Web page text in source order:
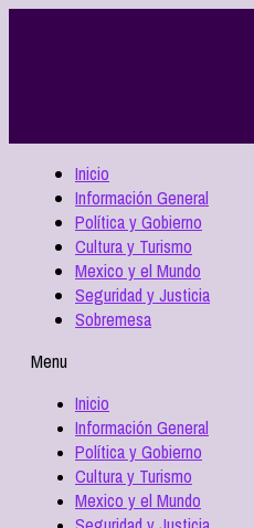
Inicio
Información General
Política y Gobierno
Cultura y Turismo
Mexico y el Mundo
Seguridad y Justicia
Sobremesa
Menu
Inicio
Información General
Política y Gobierno
Cultura y Turismo
Mexico y el Mundo